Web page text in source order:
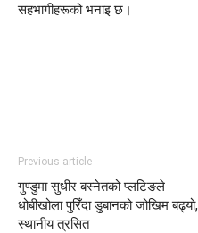
सहभागीहरूको भनाइ छ।
Previous article
गुण्डुमा सुधीर बस्नेतको प्लटिङले
धोबीखोला पुरिँदा डुबानको जोखिम बढ्यो,
स्थानीय त्रसित